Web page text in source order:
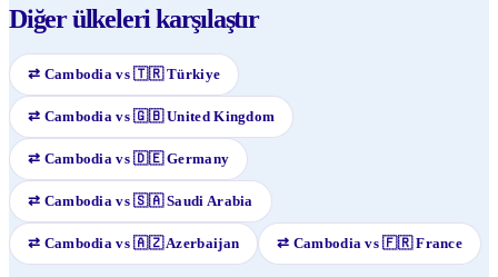
Diğer ülkeleri karşılaştır
⇄ Cambodia vs🇹🇷 Türkiye
⇄ Cambodia vs🇬🇧 United Kingdom
⇄ Cambodia vs🇩🇪 Germany
⇄ Cambodia vs🇸🇦 Saudi Arabia
⇄ Cambodia vs🇦🇿 Azerbaijan ⇄ Cambodia vs🇫🇷 France